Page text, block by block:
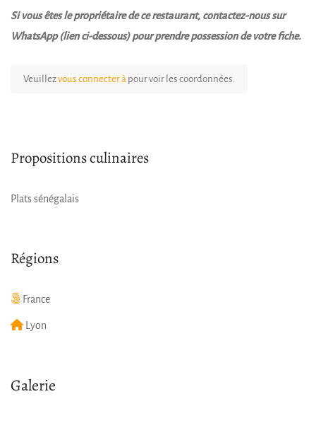
Si vous êtes le propriétaire de ce restaurant, contactez-nous sur
WhatsApp (lien ci-dessous) pour prendre possession de votre fiche.
Veuillezvous connecter à pour voir les coordonnées.
Propositions culinaires
Plats sénégalais
Régions
France
Lyon
Galerie